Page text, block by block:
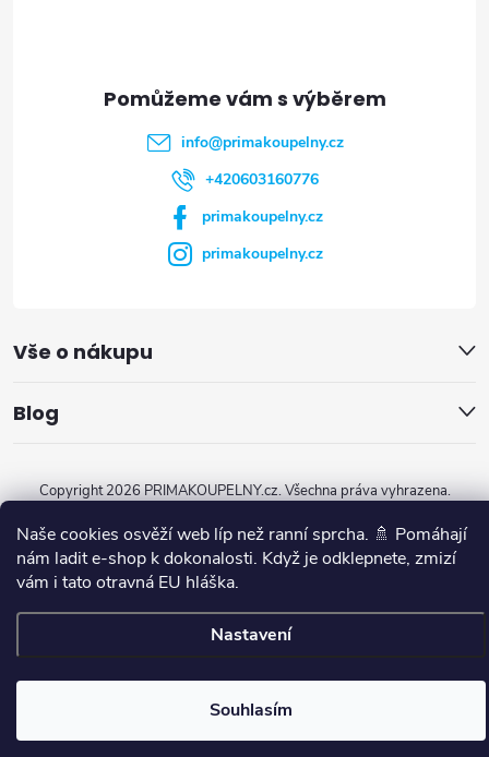
Naše cookies osvěží web líp než ranní sprcha. 🚿 Pomáhají
nám ladit e-shop k dokonalosti. Když je odklepnete, zmizí
vám i tato otravná EU hláška.
Nastavení
Souhlasím
info@primakoupelny.cz
+420603160776
primakoupelny.cz
primakoupelny.cz
Vše o nákupu
Blog
Vytvořil Shoptet
Copyright 2026PRIMAKOUPELNY.cz. Všechna práva vyhrazena.